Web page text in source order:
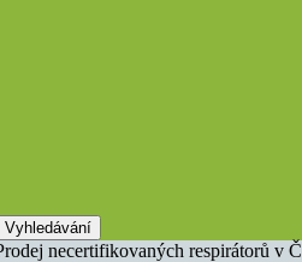
necertifikovaných respirátorů v